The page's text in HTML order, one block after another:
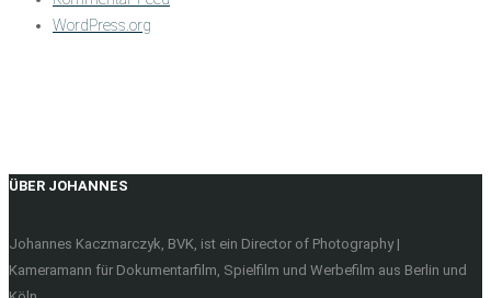
WordPress.org
ÜBER JOHANNES
Johannes Kaczmarczyk, BVK, ist ein Director of Photography |
Kameramann für Dokumentarfilm, Spielfilm und Werbefilm aus Berlin und